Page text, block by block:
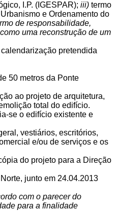
I.P. (IGESPAR); iii) termo
e Ordenamento do
de responsabilidade,
uma reconstrução de um
pretendida
50 metros da Ponte
ao projeto de arquitetura,
total do edifício.
se o edifício existente e
vestiários, escritórios,
e/ou de serviços e os
do projeto para a Direção
junto em 24.04.2013
com o parecer do
para a finalidade